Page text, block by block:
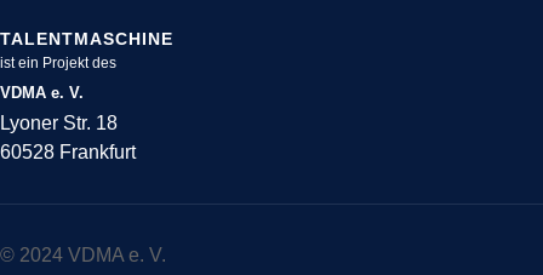
TALENTMASCHINE
ist ein Projekt des
VDMA e. V.
Lyoner Str. 18
60528 Frankfurt
© 2024 VDMA e. V.